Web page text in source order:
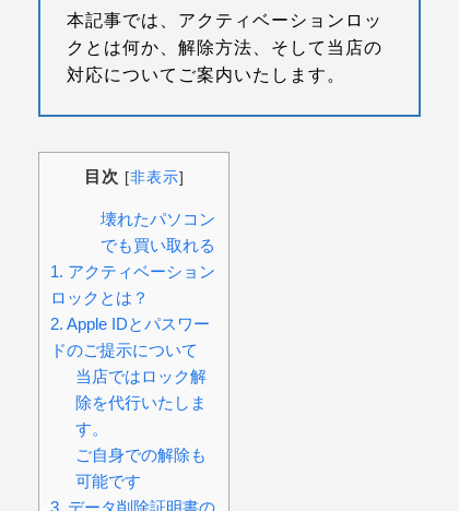
本記事では、アクティベーションロッ
クとは何か、解除方法、そして当店の
対応についてご案内いたします。
目次 [非表示]
壊れたパソコン
でも買い取れる
1. アクティベーション
ロックとは？
2. Apple IDとパスワー
ドのご提示について
当店ではロック解
除を代行いたしま
す。
ご自身での解除も
可能です